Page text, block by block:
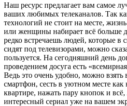
Наш ресурс предлагает вам самое
ваших любимых телеканалов. Так
технологий не стоит на месте,
или женщины набирает всё больше
редко встречаешь людей, которые в
сидят под телевизорами, можно
пользуется. На сегодняшний день
проведением досуга есть
Ведь это очень удобно, можно взять
смартфон, сесть в уютном месте как
квартире, нажать пару кнопок и
интересный сериал уже на вашем